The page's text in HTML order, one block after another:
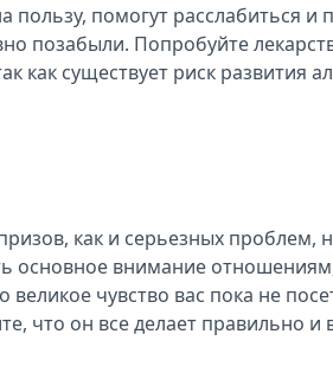
помогут расслабиться
позабыли. Попробуйте
как существует риск развития
как и серьезных проблем,
основное внимание
чувство вас пока не
что он все делает правильно и